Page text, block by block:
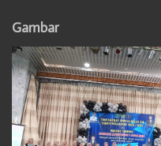
Gambar